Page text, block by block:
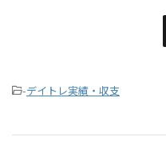
-デイトレ実績・収支